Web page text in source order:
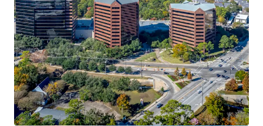
Thriving Houston Economy
Class A Office Asset in Nation-Leading
Submarket
Committed Long-Term Tenancy
Stable In-Place Cashflow with Upside via Mark-
to-Market
Large Block Vacancy Continues to Shrink in
the Energy Corridor Houston’s
Westward Office Migration